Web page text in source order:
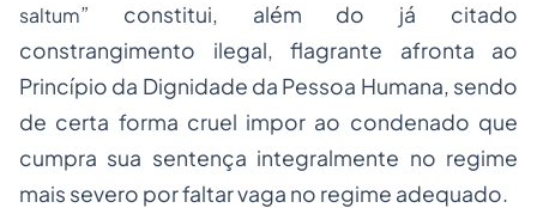
saltum” constitui, além do já citado
constrangimento ilegal, flagrante afronta ao
Princípio da Dignidade da Pessoa Humana, sendo
de certa forma cruel impor ao condenado que
cumpra sua sentença integralmente no regime
mais severo por faltar vaga no regime adequado.